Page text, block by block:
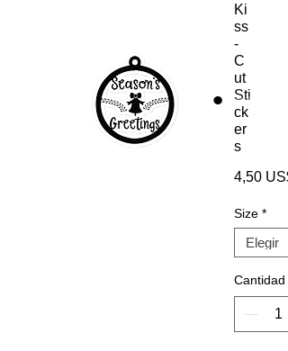
Ki
ss
-
C
ut
Sti
ck
er
s
4,50 US$
Size *
Cantidad